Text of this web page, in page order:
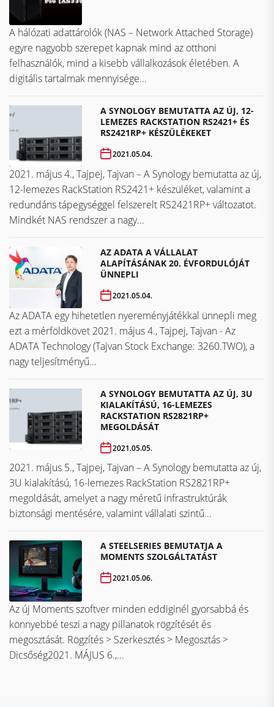
A hálózati adattárolók (NAS – Network Attached Storage)
egyre nagyobb szerepet kapnak mind az otthoni
felhasználók, mind a kisebb vállalkozások életében. A
digitális tartalmak mennyisége...
A SYNOLOGY BEMUTATTA AZ ÚJ, 12-
LEMEZES RACKSTATION RS2421+ ÉS
RS2421RP+ KÉSZÜLÉKEKET
2021.05.04.
2021. május 4., Tajpej, Tajvan – A Synology bemutatta az új,
12-lemezes RackStation RS2421+ készüléket, valamint a
redundáns tápegységgel felszerelt RS2421RP+ változatot.
Mindkét NAS rendszer a nagy...
AZ ADATA A VÁLLALAT
ALAPÍTÁSÁNAK 20. ÉVFORDULÓJÁT
ÜNNEPLI
2021.05.04.
Az ADATA egy hihetetlen nyereményjátékkal ünnepli meg
ezt a mérföldkövet ​​​​​​​2021. május 4., Tajpej, Tajvan - Az
ADATA Technology (Tajvan Stock Exchange: 3260.TWO), a
nagy teljesítményű...
A SYNOLOGY BEMUTATTA AZ ÚJ, 3U
KIALAKÍTÁSÚ, 16-LEMEZES
RACKSTATION RS2821RP+
MEGOLDÁSÁT
2021.05.05.
2021. május 5., Tajpej, Tajvan – A Synology bemutatta az új,
3U kialakítású, 16-lemezes RackStation RS2821RP+
megoldását, amelyet a nagy méretű infrastruktúrák
biztonsági mentésére, valamint vállalati szintű...
A STEELSERIES BEMUTATJA A
MOMENTS SZOLGÁLTATÁST
2021.05.06.
Az új Moments szoftver minden eddiginél gyorsabbá és
könnyebbé teszi a nagy pillanatok rögzítését és
megosztását. Rögzítés > Szerkesztés > Megosztás >
Dicsőség2021. MÁJUS 6.,...